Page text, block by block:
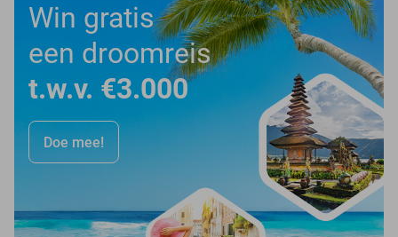
Win gratis
een droomreis
t.w.v. €3.000
Doe mee!